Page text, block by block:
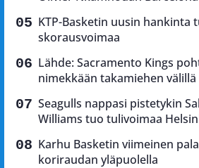
KTP-Basketin uusin hankinta
skorausvoimaa
Lähde: Sacramento Kings
nimekkään takamiehen välillä
Seagulls nappasi pistetykin
Williams tuo tulivoimaa
Karhu Basketin viimeinen
koriraudan yläpuolella